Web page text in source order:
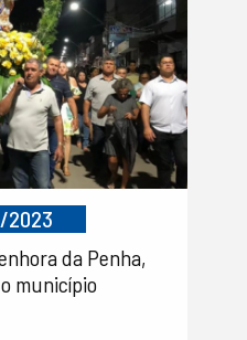
2023
da Penha,
município